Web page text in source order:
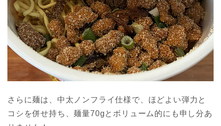
さらに麺は、中太ノンフライ仕様で、ほどよい弾力と
コシを併せ持ち、麺量70gとボリューム的にも申し分あ